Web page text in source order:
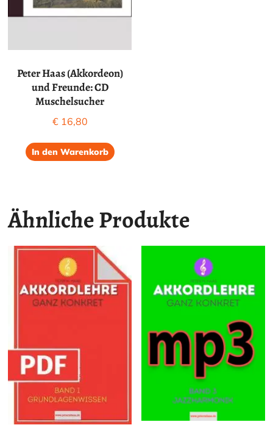
Peter Haas (Akkordeon)
und Freunde: CD
Muschelsucher
€16,80
In den Warenkorb
Ähnliche Produkte